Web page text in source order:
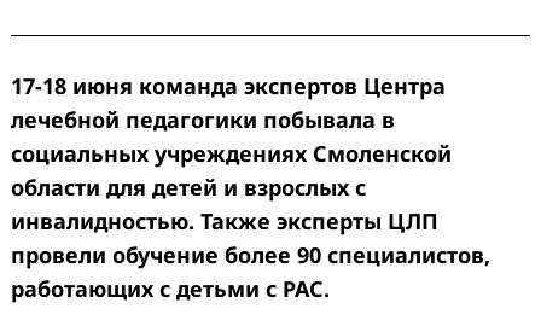
17-18 июня команда экспертов Центра
лечебной педагогики побывала в
социальных учреждениях Смоленской
области для детей и взрослых с
инвалидностью. Также эксперты ЦЛП
провели обучение более 90 специалистов,
работающих с детьми с РАС.